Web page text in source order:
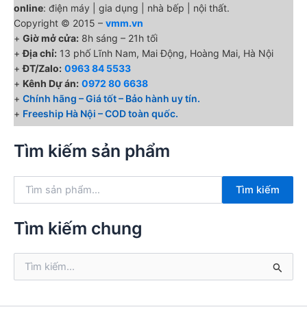
online: điện máy | gia dụng | nhà bếp | nội thất.
Copyright © 2015 – vmm.vn
+ Giờ mở cửa: 8h sáng – 21h tối
+Địa chỉ: 13 phố Lĩnh Nam, Mai Động, Hoàng Mai, Hà Nội
+ĐT/Zalo: 0963 84 5533
+ Kênh Dự án: 0972 80 6638
+ Chính hãng – Giá tốt – Bảo hành uy tín.
+ Freeship Hà Nội – COD toàn quốc.
Tìm kiếm sản phẩm
k
ế
:
Tìm kiếm
Tìm kiếm chung